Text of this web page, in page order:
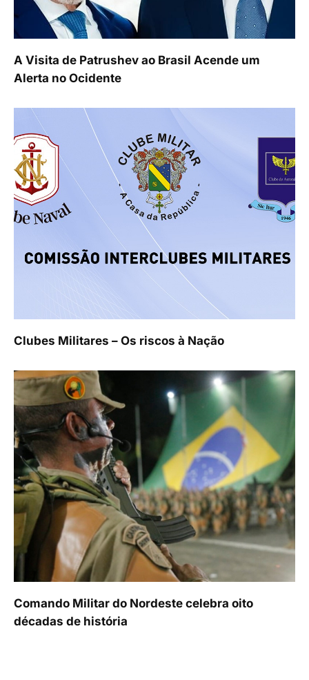
A Visita de Patrushev ao Brasil Acende um
Alerta no Ocidente
Clubes Militares – Os riscos à Nação
Comando Militar do Nordeste celebra oito
décadas de história